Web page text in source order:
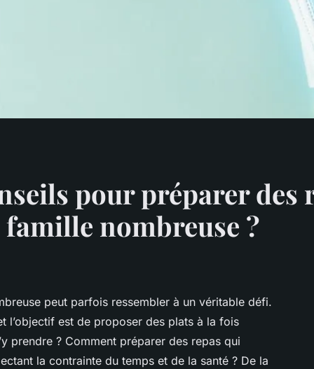
pour préparer des
nombreuse ?
peut parfois ressembler à un véritable défi.
l’objectif est de proposer des plats à la fois
prendre ? Comment préparer des repas qui
la contrainte du temps et de la santé ? De la